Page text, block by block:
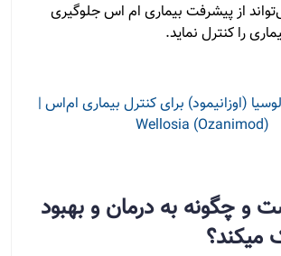
از پیشرفت بیماری ام اس جلوگیری
را کنترل نماید.
(اوزانیمود) برای کنترل بیماری ام‌اس |
(Ozanimod) Wellosia
و چگونه به درمان و بهبود